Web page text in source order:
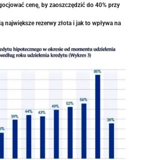
cenę, by zaoszczędzić do 40% przy
największe rezerwy złota i jak to wpływa na